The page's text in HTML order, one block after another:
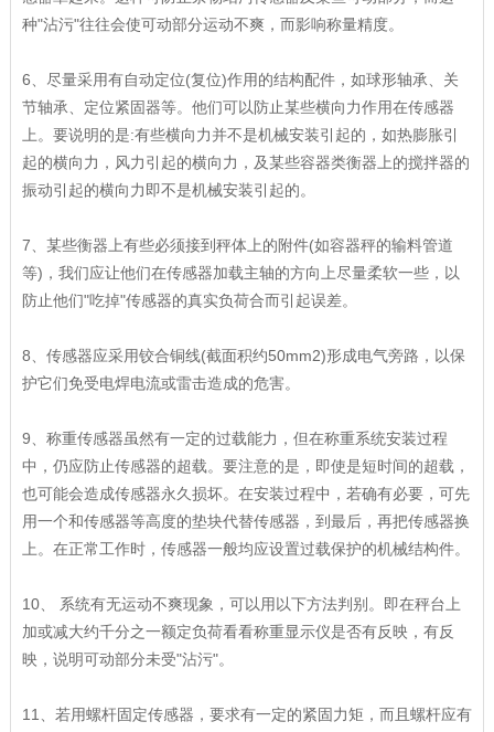
种"沾污"往往会使可动部分运动不爽，而影响称量精度。
6、尽量采用有自动定位(复位)作用的结构配件，如球形轴承、关
节轴承、定位紧固器等。他们可以防止某些横向力作用在传感器
上。要说明的是:有些横向力并不是机械安装引起的，如热膨胀引
起的横向力，风力引起的横向力，及某些容器类衡器上的搅拌器的
振动引起的横向力即不是机械安装引起的。
7、某些衡器上有些必须接到秤体上的附件(如容器秤的输料管道
等)，我们应让他们在传感器加载主轴的方向上尽量柔软一些，以
防止他们"吃掉"传感器的真实负荷合而引起误差。
8、传感器应采用铰合铜线(截面积约50mm2)形成电气旁路，以保
护它们免受电焊电流或雷击造成的危害。
9、称重传感器虽然有一定的过载能力，但在称重系统安装过程
中，仍应防止传感器的超载。要注意的是，即使是短时间的超载，
也可能会造成传感器永久损坏。在安装过程中，若确有必要，可先
用一个和传感器等高度的垫块代替传感器，到最后，再把传感器换
上。在正常工作时，传感器一般均应设置过载保护的机械结构件。
10、 系统有无运动不爽现象，可以用以下方法判别。即在秤台上
加或减大约千分之一额定负荷看看称重显示仪是否有反映，有反
映，说明可动部分未受"沾污"。
11、若用螺杆固定传感器，要求有一定的紧固力矩，而且螺杆应有